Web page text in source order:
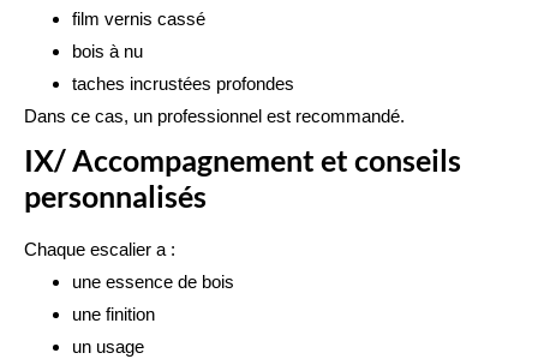
film vernis cassé
bois à nu
taches incrustées profondes
Dans ce cas, un professionnel est recommandé.
IX/ Accompagnement et conseils
personnalisés
Chaque escalier a :
une essence de bois
une finition
un usage